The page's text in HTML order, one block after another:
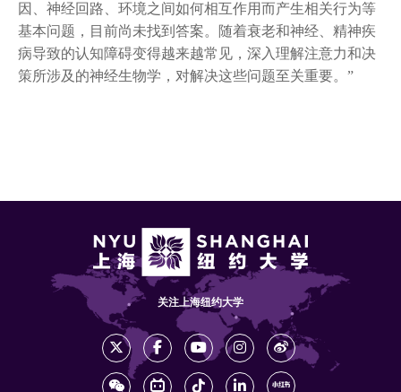
因、神经回路、环境之间如何相互作用而产生相关行为等
基本问题，目前尚未找到答案。随着衰老和神经、精神疾
病导致的认知障碍变得越来越常见，深入理解注意力和决
策所涉及的神经生物学，对解决这些问题至关重要。”
关注上海纽约大学